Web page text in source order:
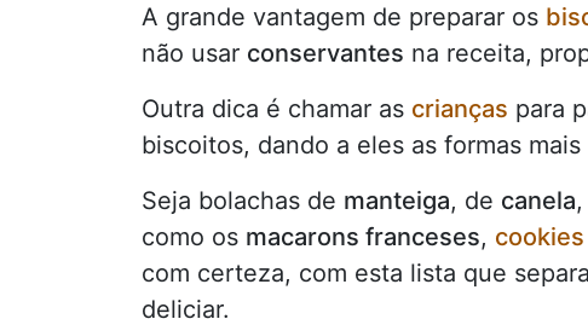
A grande vantagem de preparar os
não usar conservantes na receita,
Outra dica é chamar as crianças para
biscoitos, dando a eles as formas mais
Seja bolachas de manteiga, de canela
como os macarons franceses, cookies
com certeza, com esta lista que
deliciar.